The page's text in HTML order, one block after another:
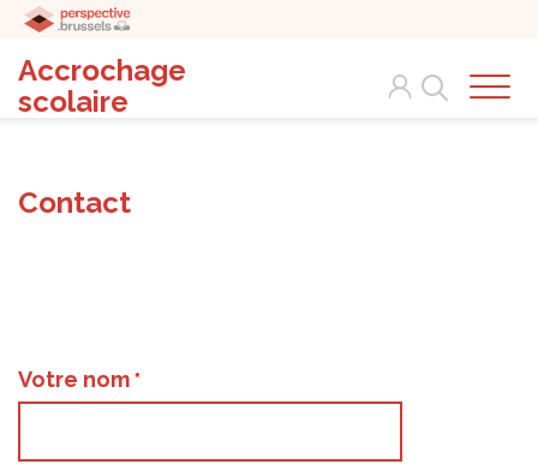
Accrochage
scolaire
Search
Contact
Votre nom